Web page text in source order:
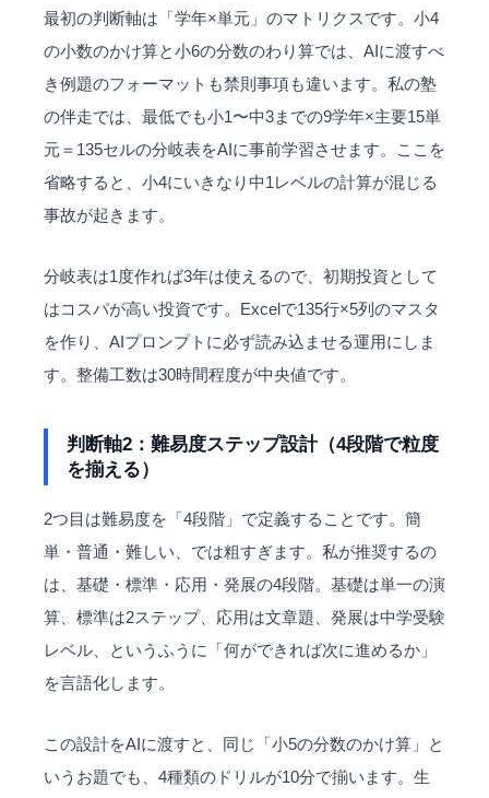
最初の判断軸は「学年×単元」のマトリクスです。小4
の小数のかけ算と小6の分数のわり算では、AIに渡すべ
き例題のフォーマットも禁則事項も違います。私の塾
の伴走では、最低でも小1〜中3までの9学年×主要15単
元＝135セルの分岐表をAIに事前学習させます。ここを
省略すると、小4にいきなり中1レベルの計算が混じる
事故が起きます。
分岐表は1度作れば3年は使えるので、初期投資として
はコスパが高い投資です。Excelで135行×5列のマスタ
を作り、AIプロンプトに必ず読み込ませる運用にしま
す。整備工数は30時間程度が中央値です。
判断軸2：難易度ステップ設計（4段階で粒度
を揃える）
2つ目は難易度を「4段階」で定義することです。簡
単・普通・難しい、では粗すぎます。私が推奨するの
は、基礎・標準・応用・発展の4段階。基礎は単一の演
算、標準は2ステップ、応用は文章題、発展は中学受験
レベル、というふうに「何ができれば次に進めるか」
を言語化します。
この設計をAIに渡すと、同じ「小5の分数のかけ算」と
いうお題でも、4種類のドリルが10分で揃います。生